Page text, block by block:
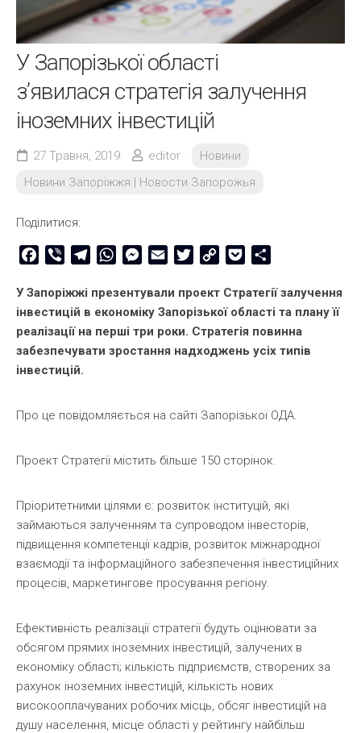
У Запорізької області
з’явилася стратегія залучення
іноземних інвестицій
27 Травня, 2019 editor
Новини
Новини Запоріжжя | Новости Запорожья
Поділитися:
Facebook
Viber TelegramWhatsAppMessenger
Email TwitterCopy
Pocket
У Запоріжжі презентували проект Стратегії залучення
інвестицій в економіку Запорізької області та плану її
реалізації на перші три роки. Стратегія повинна
забезпечувати зростання надходжень усіх типів
інвестицій.
Про це повідомляється на сайті Запорізької ОДА.
Проект Стратегії містить більше 150 сторінок.
Пріоритетними цілями є: розвиток інституцій, які
займаються залученням та супроводом інвесторів,
підвищення компетенції кадрів, розвиток міжнародної
взаємодії та інформаційного забезпечення інвестиційних
процесів, маркетингове просування регіону.
Ефективність реалізації стратегії будуть оцінювати за
обсягом прямих іноземних інвестицій, залучених в
економіку області; кількість підприємств, створених за
рахунок іноземних інвестицій, кількість нових
високооплачуваних робочих місць, обсяг інвестицій на
душу населення, місце області у рейтингу найбільш